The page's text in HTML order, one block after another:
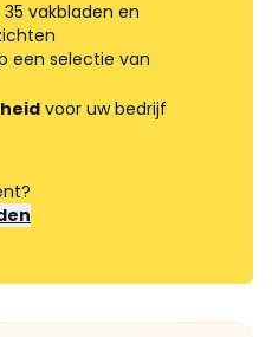
vakbladen en
een selectie van
voor uw bedrijf